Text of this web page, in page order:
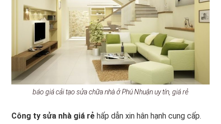
báo giá cải tạo sửa chữa nhà ở Phú Nhuận uy tín, giá rẻ
Công ty sửa nhà giá rẻ hấp dẫn xin hân hạnh cung cấp.